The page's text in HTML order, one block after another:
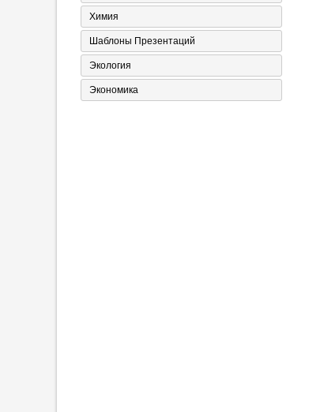
Химия
Шаблоны Презентаций
Экология
Экономика